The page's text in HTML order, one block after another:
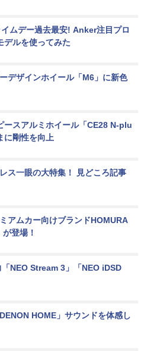
ムデー過去最安! Anker注目プロ
デルを使ってみた
デザインホイール「M6」に新色
ースアルミホイール「CE28 N-plu
に剛性を向上
ス一眼の大特集！ 見どころ記事
アムカー向けブランドHOMURA
登場！
NEO Stream 3」「NEO iDSD
HOME」サウンドを体感し